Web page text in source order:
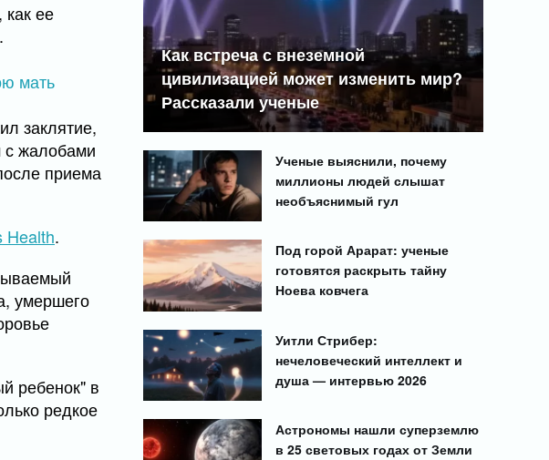
ее
заклятие,
с жалобами
приема
Health.
умершего
ребенок" в
редкое
Как встреча с внеземной
цивилизацией может изменить мир?
Рассказали ученые
Ученые выяснили, почему
миллионы людей слышат
необъяснимый гул
Под горой Арарат: ученые
готовятся раскрыть тайну
Ноева ковчега
Уитли Стрибер:
нечеловеческий интеллект и
душа — интервью 2026
Астрономы нашли суперземлю
в 25 световых годах от Земли